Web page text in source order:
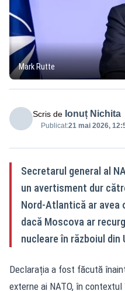
Mark Rutte
Scris de Ionuț Nichita
Publicat:21 mai 2026,
Secretarul general al
un avertisment dur
Nord-Atlantică ar avea
dacă Moscova ar
nucleare în războiul din
Declarația a fost făcută
externe ai NATO, în